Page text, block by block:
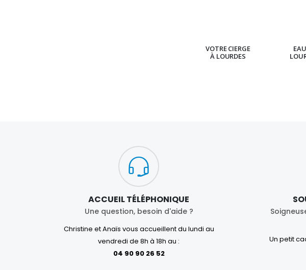
VOTRE CIERGE
À LOURDES
ACCUEIL TÉLÉPHONIQUE
Une question, besoin d'aide ?
Christine et Anaïs vous accueillent du lundi au
vendredi de 8h à 18h au :
04 90 90 26 52
Un petit